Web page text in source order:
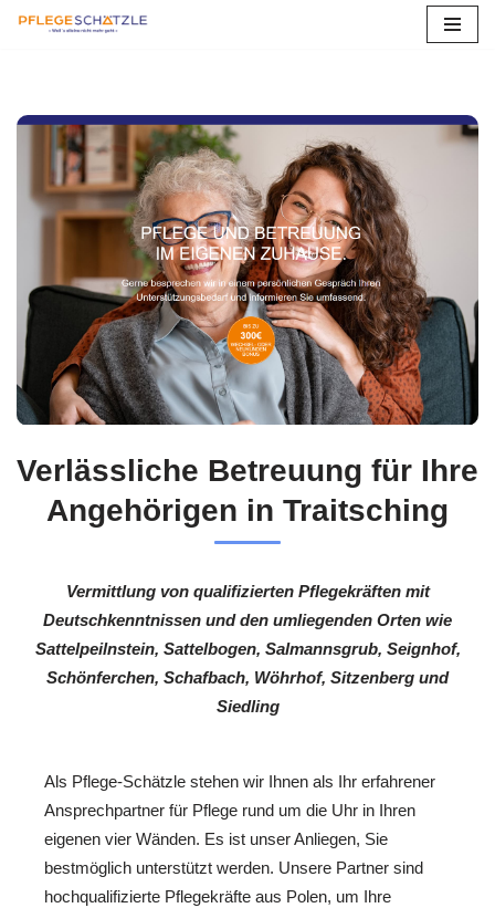
springen
Verlässliche Betreuung für Ihre
Angehörigen in Traitsching
Vermittlung von qualifizierten Pflegekräften mit
Deutschkenntnissen und den umliegenden Orten wie
Sattelpeilnstein, Sattelbogen, Salmannsgrub, Seignhof,
Schönferchen, Schafbach, Wöhrhof, Sitzenberg und
Siedling
Als Pflege-Schätzle stehen wir Ihnen als Ihr erfahrener
Ansprechpartner für Pflege rund um die Uhr in Ihren
eigenen vier Wänden. Es ist unser Anliegen, Sie
bestmöglich unterstützt werden. Unsere Partner sind
hochqualifizierte Pflegekräfte aus Polen, um Ihre